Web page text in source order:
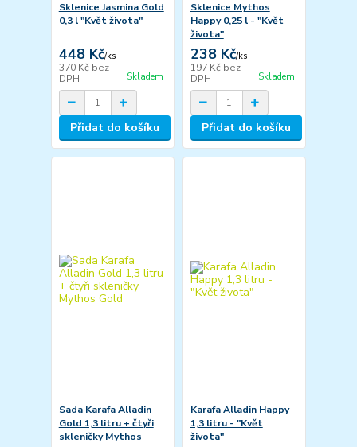
Sklenice Jasmina Gold
0,3 l "Květ života"
448 Kč/ks
370 Kč bez
DPH
Skladem
Přidat do košíku
Sklenice Mythos
Happy 0,25 l - "Květ
života"
238 Kč/ks
197 Kč bez
DPH
Skladem
Přidat do košíku
Sada Karafa Alladin
Gold 1,3 litru + čtyři
skleničky Mythos
Karafa Alladin Happy
1,3 litru - "Květ
života"